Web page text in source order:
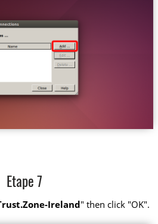
Etape 7
Ireland" then click "OK".